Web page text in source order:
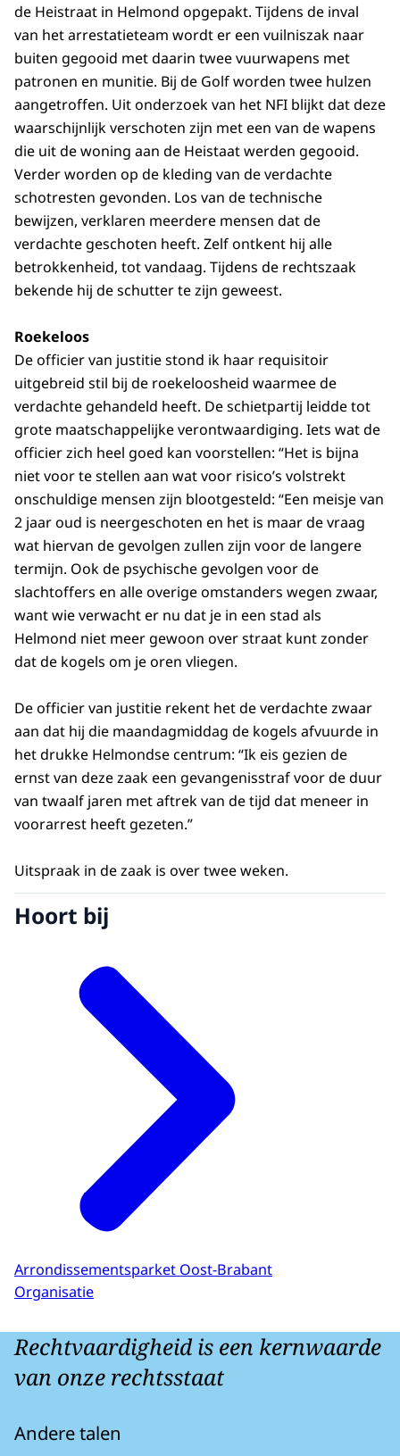
de Heistraat in Helmond opgepakt. Tijdens de inval
van het arrestatieteam wordt er een vuilniszak naar
buiten gegooid met daarin twee vuurwapens met
patronen en munitie. Bij de Golf worden twee hulzen
aangetroffen. Uit onderzoek van het NFI blijkt dat deze
waarschijnlijk verschoten zijn met een van de wapens
die uit de woning aan de Heistaat werden gegooid.
Verder worden op de kleding van de verdachte
schotresten gevonden. Los van de technische
bewijzen, verklaren meerdere mensen dat de
verdachte geschoten heeft. Zelf ontkent hij alle
betrokkenheid, tot vandaag. Tijdens de rechtszaak
bekende hij de schutter te zijn geweest.
Roekeloos
De officier van justitie stond ik haar requisitoir
uitgebreid stil bij de roekeloosheid waarmee de
verdachte gehandeld heeft. De schietpartij leidde tot
grote maatschappelijke verontwaardiging. Iets wat de
officier zich heel goed kan voorstellen: “Het is bijna
niet voor te stellen aan wat voor risico’s volstrekt
onschuldige mensen zijn blootgesteld: “Een meisje van
2 jaar oud is neergeschoten en het is maar de vraag
wat hiervan de gevolgen zullen zijn voor de langere
termijn. Ook de psychische gevolgen voor de
slachtoffers en alle overige omstanders wegen zwaar,
want wie verwacht er nu dat je in een stad als
Helmond niet meer gewoon over straat kunt zonder
dat de kogels om je oren vliegen.
De officier van justitie rekent het de verdachte zwaar
aan dat hij die maandagmiddag de kogels afvuurde in
het drukke Helmondse centrum: “Ik eis gezien de
ernst van deze zaak een gevangenisstraf voor de duur
van twaalf jaren met aftrek van de tijd dat meneer in
voorarrest heeft gezeten.”
Uitspraak in de zaak is over twee weken.
Hoort bij
Arrondissementsparket Oost-Brabant
Organisatie
Rechtvaardigheid is een kernwaarde
van onze rechtsstaat
Andere talen